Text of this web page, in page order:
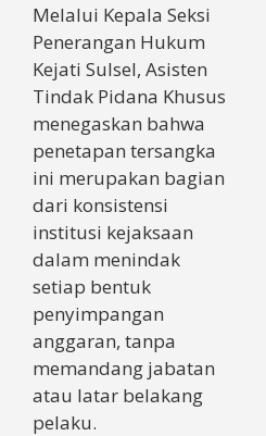
Melalui Kepala Seksi
Penerangan Hukum
Kejati Sulsel, Asisten
Tindak Pidana Khusus
menegaskan bahwa
penetapan tersangka
ini merupakan bagian
dari konsistensi
institusi kejaksaan
dalam menindak
setiap bentuk
penyimpangan
anggaran, tanpa
memandang jabatan
atau latar belakang
pelaku.